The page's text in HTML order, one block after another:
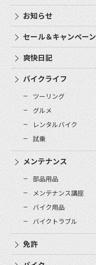
お知らせ
セール＆キャンペーン
爽快日記
バイクライフ
ツーリング
グルメ
レンタルバイク
試乗
メンテナンス
部品用品
メンテナンス講座
バイク用品
バイクトラブル
免許